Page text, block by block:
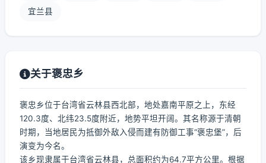
宜兰县
关于褒忠乡
褒忠乡位于台湾省云林县西北部，地处嘉南平原之上，东经
120.3度、北纬23.5度附近，地势平坦开阔。其名称源于清朝
时期，当地居民为抵御外敌入侵而建有防御工事“褒忠堡”，后
演变为今名。
该乡现隶属于台湾省云林县，总面积约为64.7平方公里。根据